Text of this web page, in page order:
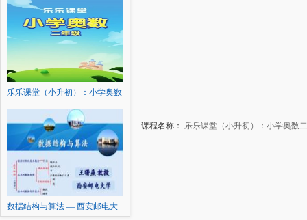
乐乐课堂（小升初）：小学奥数
数据结构与算法 — 西安邮电大
课程名称： 乐乐课堂（小升初）：小学奥数